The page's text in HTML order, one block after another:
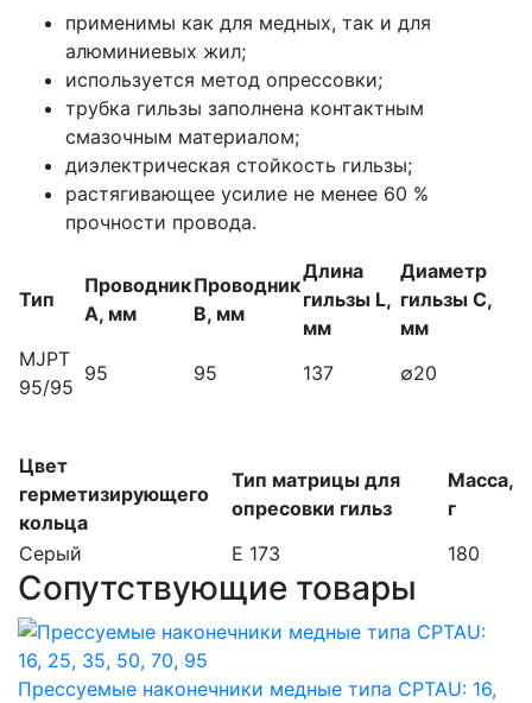
применимы как для медных, так и для
алюминиевых жил;
используется метод опрессовки;
трубка гильзы заполнена контактным
смазочным материалом;
диэлектрическая стойкость гильзы;
растягивающее усилие не менее 60 %
прочности провода.
Тип
Проводник
А, мм
Проводник
В, мм
Длина
гильзы L,
мм
Диаметр
гильзы C,
мм
MJPT
95/95
95 95 137 ∅20
Цвет
герметизирующего
кольца
Тип матрицы для
опресовки гильз
Масса,
г
Серый
Е 173 180
Сопутствующие товары
Прессуемые наконечники медные типа CPTAU: 16,